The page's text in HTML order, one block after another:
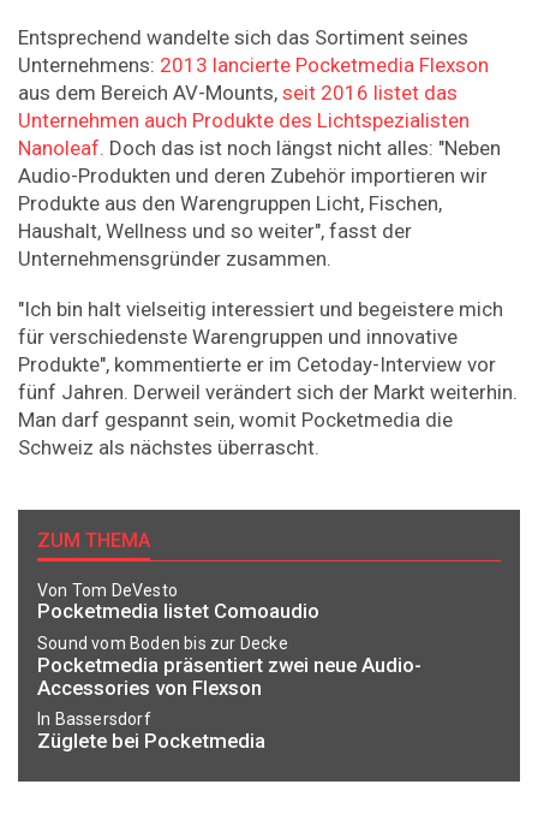
Entsprechend wandelte sich das Sortiment seines
Unternehmens: 2013 lancierte Pocketmedia Flexson
aus dem Bereich AV-Mounts, seit 2016 listet das
Unternehmen auch Produkte des Lichtspezialisten
Nanoleaf. Doch das ist noch längst nicht alles: "Neben
Audio-Produkten und deren Zubehör importieren wir
Produkte aus den Warengruppen Licht, Fischen,
Haushalt, Wellness und so weiter", fasst der
Unternehmensgründer zusammen.
"Ich bin halt vielseitig interessiert und begeistere mich
für verschiedenste Warengruppen und innovative
Produkte", kommentierte er im Cetoday-Interview vor
fünf Jahren. Derweil verändert sich der Markt weiterhin.
Man darf gespannt sein, womit Pocketmedia die
Schweiz als nächstes überrascht.
ZUM THEMA
Von Tom DeVesto
Pocketmedia listet Comoaudio
Sound vom Boden bis zur Decke
Pocketmedia präsentiert zwei neue Audio-
Accessories von Flexson
In Bassersdorf
Züglete bei Pocketmedia